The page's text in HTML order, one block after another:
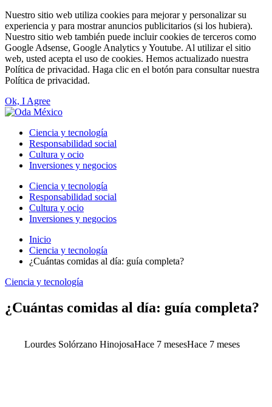
Nuestro sitio web utiliza cookies para mejorar y personalizar su
experiencia y para mostrar anuncios publicitarios (si los hubiera).
Nuestro sitio web también puede incluir cookies de terceros como
Google Adsense, Google Analytics y Youtube. Al utilizar el sitio
web, usted acepta el uso de cookies. Hemos actualizado nuestra
Política de privacidad. Haga clic en el botón para consultar nuestra
Política de privacidad.
Ok, I Agree
Ciencia y tecnología
Responsabilidad social
Cultura y ocio
Inversiones y negocios
Ciencia y tecnología
Responsabilidad social
Cultura y ocio
Inversiones y negocios
Inicio
Ciencia y tecnología
¿Cuántas comidas al día: guía completa?
Ciencia y tecnología
¿Cuántas comidas al día: guía completa?
Lourdes Solórzano HinojosaHace 7 mesesHace 7 meses